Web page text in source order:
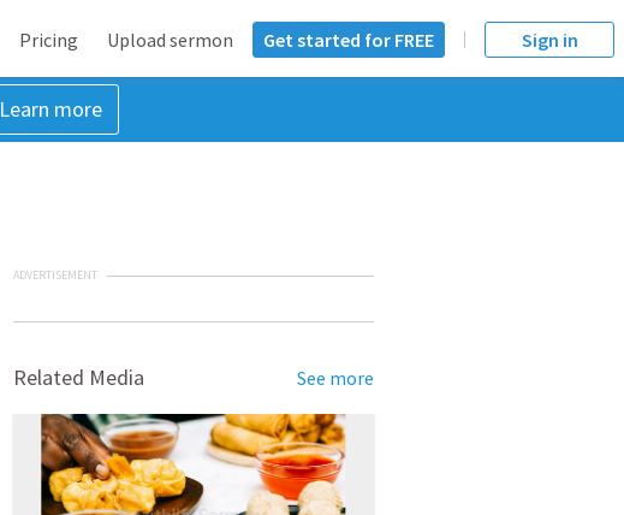
Pricing Upload sermon Get started for FREE Sign in
Learn more
ADVERTISEMENT
Related Media See more